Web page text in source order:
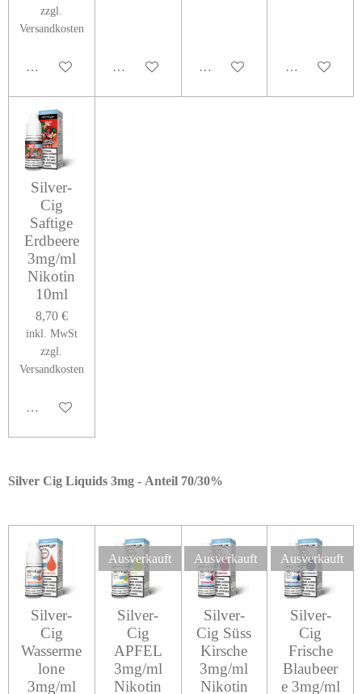
zzgl.
Versandkosten
In den WarenkorbIn den WarenkorbIn den WarenkorbIn den
Silver-
Cig
Saftige
Erdbeere
3mg/ml
Nikotin
10ml
8,70 €
inkl. MwSt
zzgl.
Versandkosten
In den Warenkorb
Silver Cig Liquids 3mg - Anteil 70/30%
Silver-
Cig
Wasserme
lone
3mg/ml
Ausverkauft
Silver-
Cig
APFEL
3mg/ml
Nikotin
Ausverkauft
Silver-
Cig Süss
Kirsche
3mg/ml
Nikotin
Ausverkauft
Silver-
Cig
Frische
Blaubeer
e 3mg/ml